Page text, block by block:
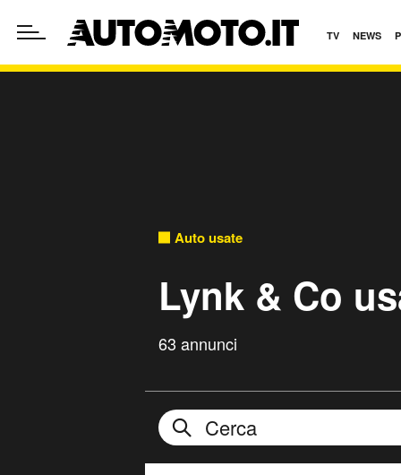
TV NEWS
Auto usate
Lynk & Co
63 annunci